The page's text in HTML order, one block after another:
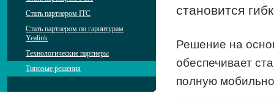
Стать партнером ITC
Стать партнером по гарнитурам
Yealink
Технологические партнеры
Типовые решения
становится
Решение на
обеспечивает
полную